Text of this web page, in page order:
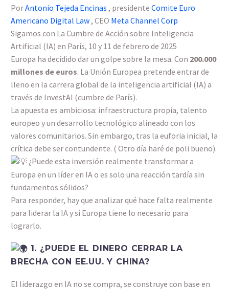
PorAntonio Tejeda Encinas , presidente Comite Euro
Americano Digital Law , CEO Meta Channel Corp
Sigamos con La Cumbre de Acción sobre Inteligencia
Artificial (IA) en París, 10 y 11 de febrero de 2025
Europa ha decidido dar un golpe sobre la mesa. Con 200.000
millones de euros. La Unión Europea pretende entrar de
lleno en la carrera global de la inteligencia artificial (IA) a
través de InvestAI (cumbre de París).
La apuesta es ambiciosa: infraestructura propia, talento
europeo y un desarrollo tecnológico alineado con los
valores comunitarios. Sin embargo, tras la euforia inicial, la
crítica debe ser contundente. ( Otro día haré de poli bueno).
¿Puede esta inversión realmente transformar a
Europa en un líder en IA o es solo una reacción tardía sin
fundamentos sólidos?
Para responder, hay que analizar qué hace falta realmente
para liderar la IA y si Europa tiene lo necesario para
lograrlo.
1. ¿PUEDE EL DINERO CERRAR LA
BRECHA CON EE.UU. Y CHINA?
El liderazgo en IA no se compra, se construye con base en